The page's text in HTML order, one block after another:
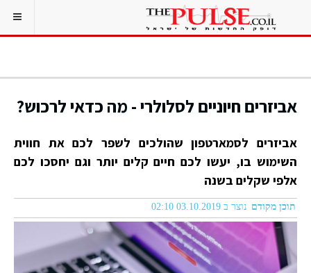
אביזרים חיוניים לסלולרי - מה כדאי לרכוש?
אביזרים לסמארטפון שהולכים לשפר לכם את חווית
השימוש בו, יעשו לכם חיים קלים יותר וגם יחסכו לכם
אלפי שקלים בשנה
תוכן מקודם נוצר ב 03.10.2019 02:10